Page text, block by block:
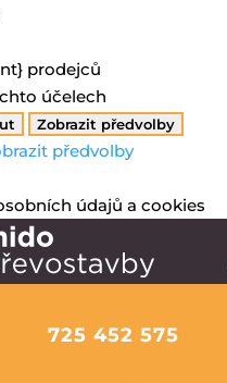
prodejců
účelech
Zobrazit předvolby
předvolby
údajů a cookies
725 452 575